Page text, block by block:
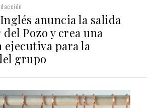
anuncia la salida
Pozo y crea una
ejecutiva para la
grupo